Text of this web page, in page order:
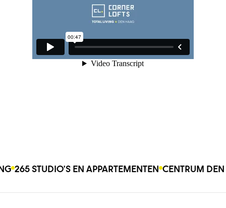
265 STUDIO’S EN APPARTEMENTEN CENTRUM